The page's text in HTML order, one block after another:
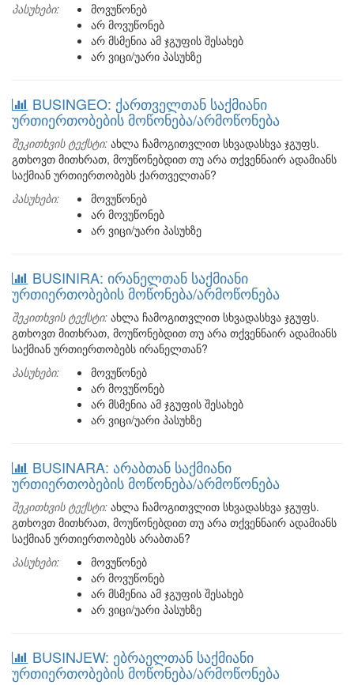
პასუხები:
მოვუწონებ
არ მოვუწონებ
არ მსმენია ამ ჯგუფის შესახებ
არ ვიცი/უარი პასუხზე
BUSINGEO: ქართველთან საქმიანი
ურთიერთობების მოწონება/არმოწონება
შეკითხვის ტექსტი: ახლა ჩამოგითვლით სხვადასხვა ჯგუფს.
გთხოვთ მითხრათ, მოუწონებდით თუ არა თქვენნაირ ადამიანს
საქმიან ურთიერთობებს ქართველთან?
პასუხები:
მოვუწონებ
არ მოვუწონებ
არ ვიცი/უარი პასუხზე
BUSINIRA: ირანელთან საქმიანი
ურთიერთობების მოწონება/არმოწონება
შეკითხვის ტექსტი: ახლა ჩამოგითვლით სხვადასხვა ჯგუფს.
გთხოვთ მითხრათ, მოუწონებდით თუ არა თქვენნაირ ადამიანს
საქმიან ურთიერთობებს ირანელთან?
პასუხები:
მოვუწონებ
არ მოვუწონებ
არ მსმენია ამ ჯგუფის შესახებ
არ ვიცი/უარი პასუხზე
BUSINARA: არაბთან საქმიანი
ურთიერთობების მოწონება/არმოწონება
შეკითხვის ტექსტი: ახლა ჩამოგითვლით სხვადასხვა ჯგუფს.
გთხოვთ მითხრათ, მოუწონებდით თუ არა თქვენნაირ ადამიანს
საქმიან ურთიერთობებს არაბთან?
პასუხები:
მოვუწონებ
არ მოვუწონებ
არ მსმენია ამ ჯგუფის შესახებ
არ ვიცი/უარი პასუხზე
BUSINJEW: ებრაელთან საქმიანი
ურთიერთობების მოწონება/არმოწონება